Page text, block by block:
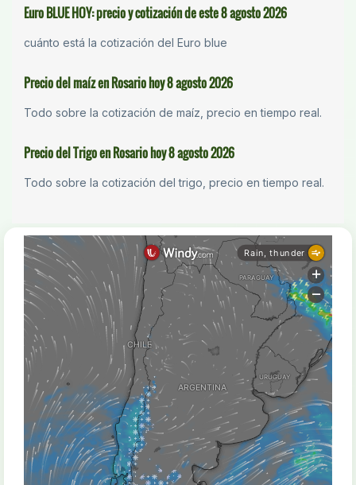
Euro BLUE HOY: precio y cotización de este 8 agosto 2026
cuánto está la cotización del Euro blue
Precio del maíz en Rosario hoy 8 agosto 2026
Todo sobre la cotización de maíz, precio en tiempo real.
Precio del Trigo en Rosario hoy 8 agosto 2026
Todo sobre la cotización del trigo, precio en tiempo real.